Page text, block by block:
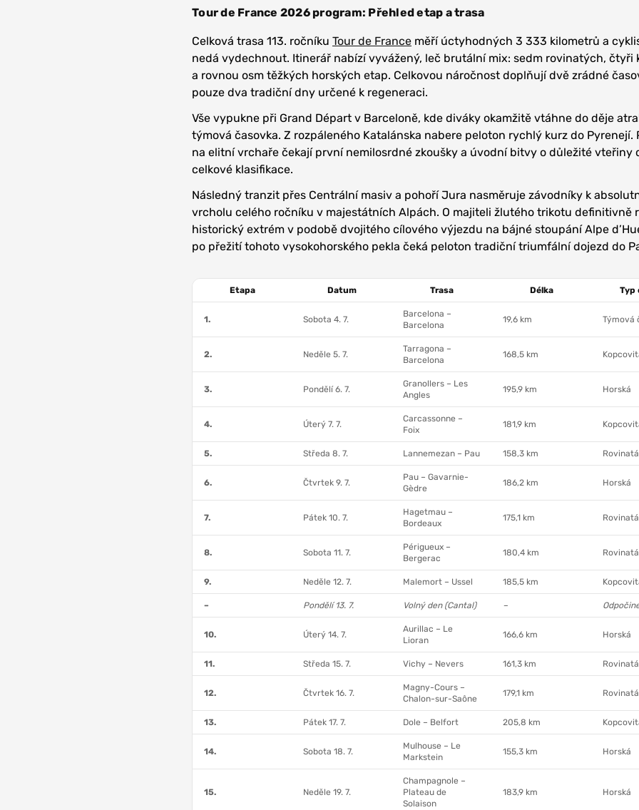
Tour de France 2026 program: Přehled etap a trasa
Celková trasa 113. ročníku Tour de France měří úctyhodných 3 333 kilometrů a
nedá vydechnout. Itinerář nabízí vyvážený, leč brutální mix: sedm rovinatých, čtyři
a rovnou osm těžkých horských etap. Celkovou náročnost doplňují dvě zrádné
pouze dva tradiční dny určené k regeneraci.
Vše vypukne při Grand Départ v Barceloně, kde diváky okamžitě vtáhne do děje
týmová časovka. Z rozpáleného Katalánska nabere peloton rychlý kurz do Pyrenejí.
na elitní vrchaře čekají první nemilosrdné zkoušky a úvodní bitvy o důležité vteřiny
celkové klasifikace.
Následný tranzit přes Centrální masiv a pohoří Jura nasměruje závodníky k
vrcholu celého ročníku v majestátních Alpách. O majiteli žlutého trikotu definitivně
historický extrém v podobě dvojitého cílového výjezdu na bájné stoupání Alpe
po přežití tohoto vysokohorského pekla čeká peloton tradiční triumfální dojezd do
Etapa Datum Trasa Délka Typ
1. Sobota 4. 7.
Barcelona –
Barcelona
19,6 km Týmová
2. Neděle 5. 7.
Tarragona –
Barcelona
168,5 km
3. Pondělí 6. 7.
Granollers – Les
Angles
195,9 km Horská
4. Úterý 7. 7.
Carcassonne –
Foix
181,9 km
5. Středa 8. 7. Lannemezan – Pau 158,3 km Rovinatá
6. Čtvrtek 9. 7.
Pau – Gavarnie-
Gèdre
186,2 km Horská
7. Pátek 10. 7.
Hagetmau –
Bordeaux
175,1 km Rovinatá
8. Sobota 11. 7.
Périgueux –
Bergerac
180,4 km Rovinatá
9. Neděle 12. 7. Malemort – Ussel 185,5 km
– Pondělí 13. 7. Volný den (Cantal) –
10. Úterý 14. 7.
Aurillac – Le
Lioran
166,6 km Horská
11. Středa 15. 7. Vichy – Nevers 161,3 km Rovinatá
12. Čtvrtek 16. 7.
Magny-Cours –
Chalon-sur-Saône
179,1 km Rovinatá
13. Pátek 17. 7. Dole – Belfort 205,8 km
14. Sobota 18. 7.
Mulhouse – Le
Markstein
155,3 km Horská
15. Neděle 19. 7.
Champagnole –
Plateau de
Solaison
183,9 km Horská